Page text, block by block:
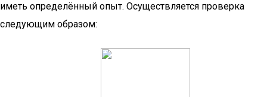
иметь определённый опыт. Осуществляется проверка
следующим образом: